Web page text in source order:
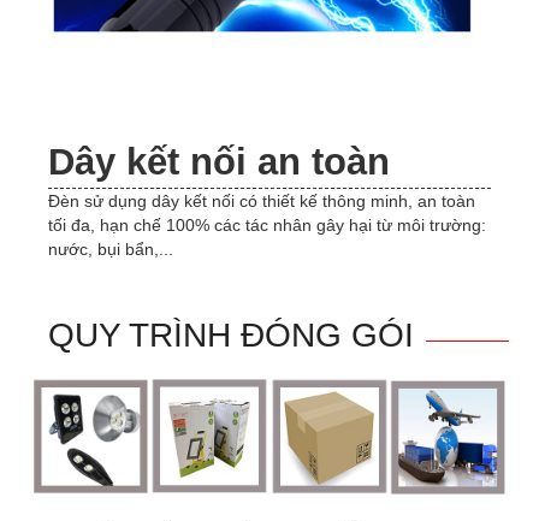
Dây kết nối an toàn
Đèn sử dụng dây kết nối có thiết kế thông minh, an toàn
tối đa, hạn chế 100% các tác nhân gây hại từ môi trường:
nước, bụi bẩn,...
QUY TRÌNH ĐÓNG GÓI